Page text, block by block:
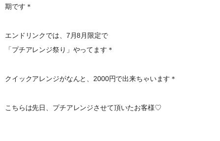
期です＊
エンドリンクでは、7月8月限定で
「プチアレンジ祭り」やってます＊
クイックアレンジがなんと、2000円で出来ちゃいます＊
こちらは先日、プチアレンジさせて頂いたお客様♡